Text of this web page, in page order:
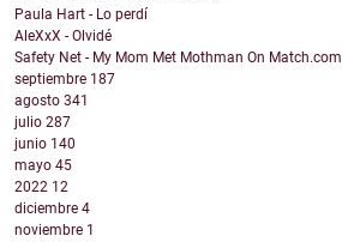
Paula Hart - Lo perdí
AleXxX - Olvidé
Safety Net - My Mom Met Mothman On Match.com
septiembre 187
agosto 341
julio 287
junio 140
mayo 45
2022 12
diciembre 4
noviembre 1